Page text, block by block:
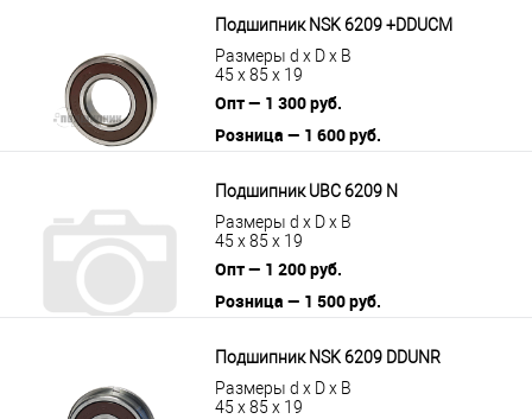
Подшипник NSK 6209 +DDUCM
Размеры d x D x B
45 x 85 x 19
Опт — 1 300 руб.
Розница — 1 600 руб.
Подшипник UBC 6209 N
Размеры d x D x B
45 x 85 x 19
Опт — 1 200 руб.
Розница — 1 500 руб.
Подшипник NSK 6209 DDUNR
Размеры d x D x B
45 x 85 x 19